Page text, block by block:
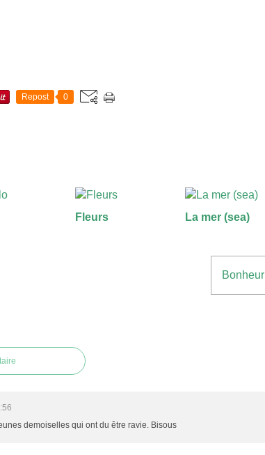
Repost 0
Fleurs La mer (sea)
Bonheur
demoiselles qui ont du être ravie. Bisous